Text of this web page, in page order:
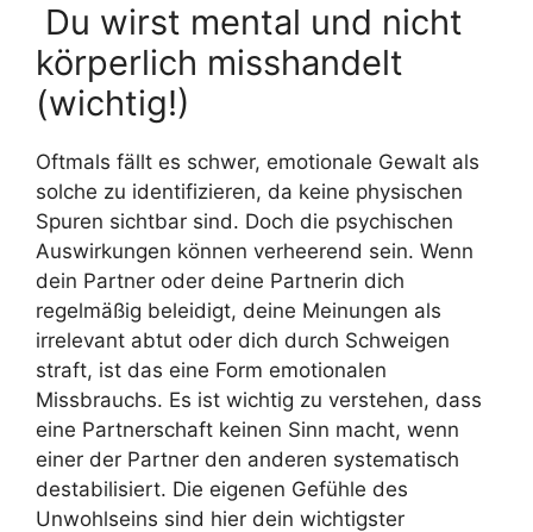
Du wirst mental und nicht
körperlich misshandelt
(wichtig!)
Oftmals fällt es schwer, emotionale Gewalt als
solche zu identifizieren, da keine physischen
Spuren sichtbar sind. Doch die psychischen
Auswirkungen können verheerend sein. Wenn
dein Partner oder deine Partnerin dich
regelmäßig beleidigt, deine Meinungen als
irrelevant abtut oder dich durch Schweigen
straft, ist das eine Form emotionalen
Missbrauchs. Es ist wichtig zu verstehen, dass
eine Partnerschaft keinen Sinn macht, wenn
einer der Partner den anderen systematisch
destabilisiert. Die eigenen Gefühle des
Unwohlseins sind hier dein wichtigster